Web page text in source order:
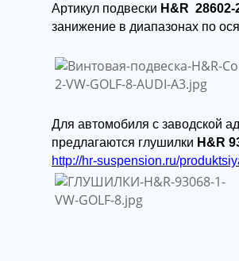
Артикул подвески H&R 28602-
занижение в диапазонах по
Для автомобиля с заводской
предлагаются глушилки H&R
http://hr-suspension.ru/